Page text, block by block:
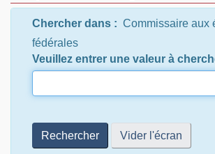
Chercher dans : Commissaire aux
fédérales
Veuillez entrer une valeur à
Rechercher Vider l'écran